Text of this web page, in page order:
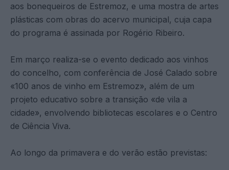
aos bonequeiros de Estremoz, e uma mostra de artes
plásticas com obras do acervo municipal, cuja capa
do programa é assinada por Rogério Ribeiro.
Em março realiza-se o evento dedicado aos vinhos
do concelho, com conferência de José Calado sobre
«100 anos de vinho em Estremoz», além de um
projeto educativo sobre a transição «de vila a
cidade», envolvendo bibliotecas escolares e o Centro
de Ciência Viva.
Ao longo da primavera e do verão estão previstas: